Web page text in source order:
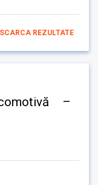
REZULTATE
–